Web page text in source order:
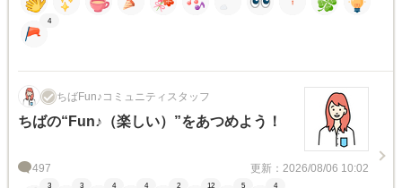
4
ちばFun♪コミュニティスタッフ
ちばの“Fun♪（楽しい）”をあつめよう！
497 更新：2026/08/06 10:02
3 3 4 4 2 12 5 4